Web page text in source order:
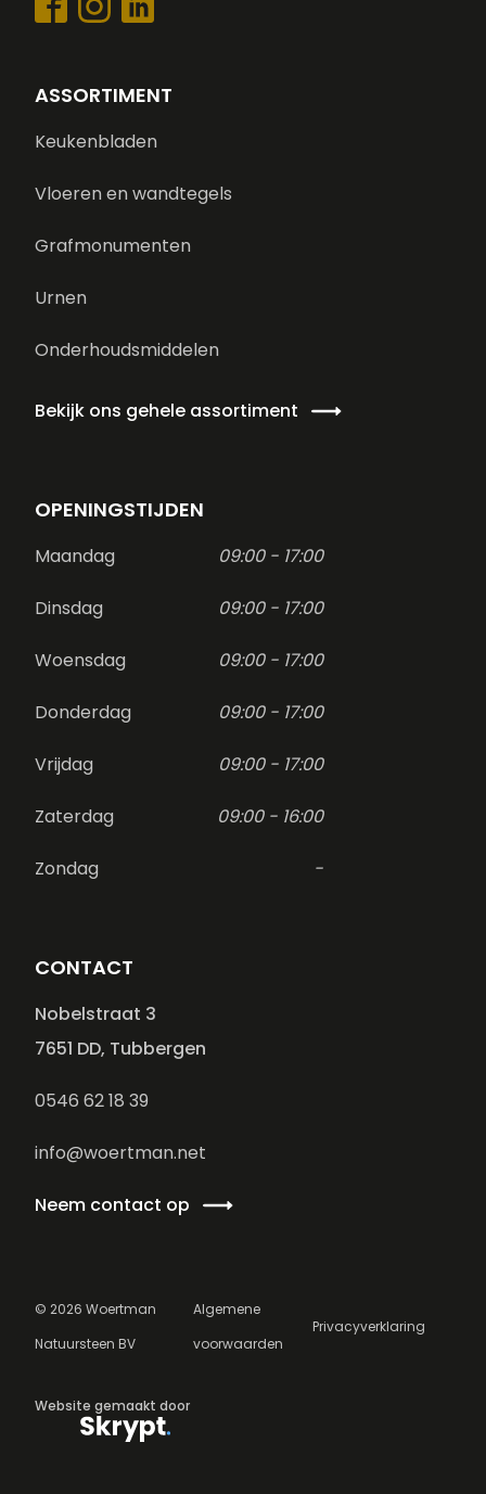
ASSORTIMENT
Keukenbladen
Vloeren en wandtegels
Grafmonumenten
Urnen
Onderhoudsmiddelen
Bekijk ons gehele assortiment
OPENINGSTIJDEN
Maandag 09:00 - 17:00
Dinsdag 09:00 - 17:00
Woensdag 09:00 - 17:00
Donderdag 09:00 - 17:00
Vrijdag 09:00 - 17:00
Zaterdag 09:00 - 16:00
Zondag -
CONTACT
Nobelstraat 3
7651 DD, Tubbergen
0546 62 18 39
info@woertman.net
Neem contact op
© 2026 Woertman
Natuursteen BV
Algemene
voorwaarden
Privacyverklaring
Website gemaakt door